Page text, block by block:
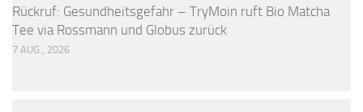
Rückruf: Gesundheitsgefahr – TryMoin ruft Bio Matcha
Tee via Rossmann und Globus zurück
7 AUG., 2026